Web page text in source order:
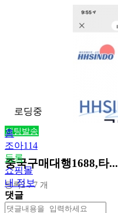
채팅발송
중국구매대행1688,타...
등록2：7 개
로딩중
홈
조아114
등록
쇼핑몰
내 정보
댓글